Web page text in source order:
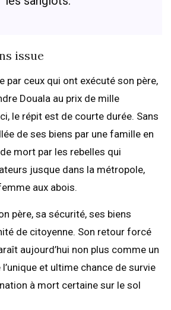
issue
par ceux qui ont exécuté son père,
Douala au prix de mille
le répit est de courte durée. Sans
de ses biens par une famille en
mort par les rebelles qui
jusque dans la métropole,
aux abois.
père, sa sécurité, ses biens
de citoyenne. Son retour forcé
aujourd’hui non plus comme un
et ultime chance de survie
à mort certaine sur le sol